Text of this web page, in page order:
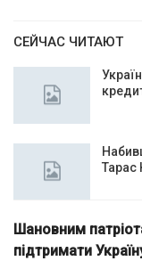
СЕЙЧАС ЧИТАЮТ
Тарас
Шановним
підтримати